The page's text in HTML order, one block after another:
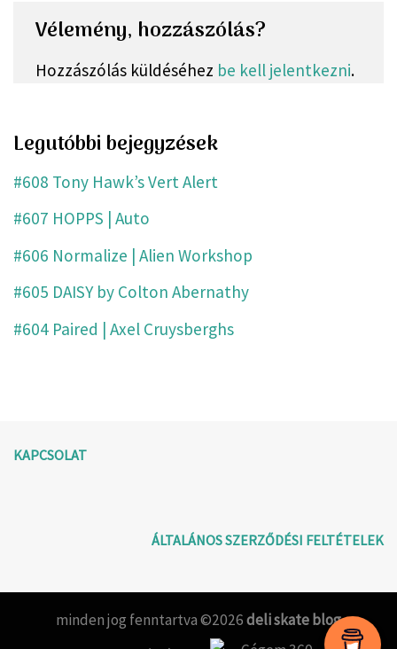
Vélemény, hozzászólás?
Hozzászólás küldéséhez be kell jelentkezni.
Legutóbbi bejegyzések
#608 Tony Hawk’s Vert Alert
#607 HOPPS | Auto
#606 Normalize | Alien Workshop
#605 DAISY by Colton Abernathy
#604 Paired | Axel Cruysberghs
KAPCSOLAT
ÁLTALÁNOS SZERZŐDÉSI FELTÉTELEK
minden jog fenntartva ©2026deli skate blog